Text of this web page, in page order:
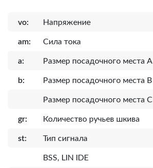
vo: Напряжение
am: Сила тока
a: Размер посадочного места A
b: Размер посадочного места B
Размер посадочного места C
gr: Количество ручьев шкива
st: Тип сигнала
BSS, LIN IDE